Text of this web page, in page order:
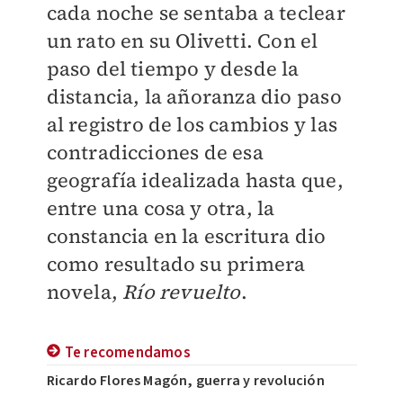
cada noche se sentaba a teclear
un rato en su Olivetti. Con el
paso del tiempo y desde la
distancia, la añoranza dio paso
al registro de los cambios y las
contradicciones de esa
geografía idealizada hasta que,
entre una cosa y otra, la
constancia en la escritura dio
como resultado su primera
novela, Río revuelto.
Te recomendamos
Ricardo Flores Magón, guerra y revolución